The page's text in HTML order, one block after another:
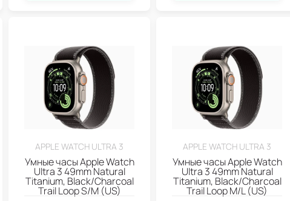
APPLE WATCH ULTRA 3
Умные часы Apple Watch
Ultra 3 49mm Natural
Titanium, Black/Charcoal
Trail Loop S/M (US)
APPLE WATCH ULTRA 3
Умные часы Apple Watch
Ultra 3 49mm Natural
Titanium, Black/Charcoal
Trail Loop M/L (US)